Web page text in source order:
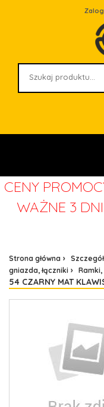
CENY
WAŻNE 3
Strona główna
gniazda, łączniki
54 CZARNY MAT